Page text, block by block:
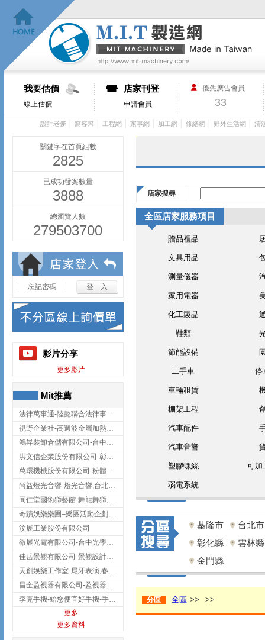
我要估價
線上估價
店家刊登
申請會員
優先廣告會員
33
設計老爹 窩客幫 工程網 家事網 加工網 修繕網 野外生活網 清
關鍵字在首頁組數
2825
已成功發案數量
3888
總瀏覽人數
279503700
忘記密碼
影片分享
更多影片
Mit推薦
法律萬事通-陸懿聯合法律事務所
視野企業社-高週波金屬加熱設備,彰化高週波金屬加熱設備
鴻昇裝卸倉儲有限公司-台中貨櫃裝卸
洪文信企業股份有限公司-彰化鋅合金鑄造,彰化五金加工,彰化五金配件
萬環機械股份有限公司-粉體塗裝設備,輸送機,輸送機設備,台南輸送機
尚益燈光音響-燈光音響,台北燈光音響,台北燈光音響出租
同仁堂國術獅藝館-舞龍舞獅,台中舞龍舞獅
奇蹟娛樂樂團–樂團活動企劃,台中樂團表演,台中婚禮樂團
汶展工業股份有限公司
微展光電有限公司-台中光學鍍膜,optical filter taiwan,台灣光學鍍膜
佳岳景觀有限公司-景觀設計公司,台北景觀設計,台北景觀工程,中山區景觀設計
天創娛樂工作室-尾牙表演,春酒表演,板橋尾牙表演
昌全監視器有限公司-監視器安裝,高雄監視器安裝,鳳山區監視器安裝
李克手機-給您便宜好手機-手機收購,屏東手機收購
更多
更多資料
店家搜尋
全區店家服務項目
贈品禮品
文具用品
測量儀器
家用電器
化工製品
鞋類
節能設備
二手車 停
車輛租賃
棚架工程
汽車配件
汽車音響
塑膠螺絲 可加
弱電系統
基隆市
台北市
彰化縣
雲林縣
金門縣
分區 全區 >> >>